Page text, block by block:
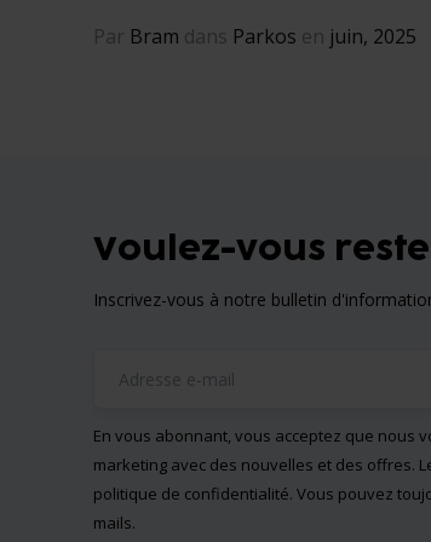
Par Bram dans Parkos en juin, 2025
Voulez-vous
Inscrivez-vous à notre bulletin
En vous abonnant, vous acceptez que nous
marketing avec des nouvelles et des offres.
politique de confidentialité. Vous pouvez
mails.